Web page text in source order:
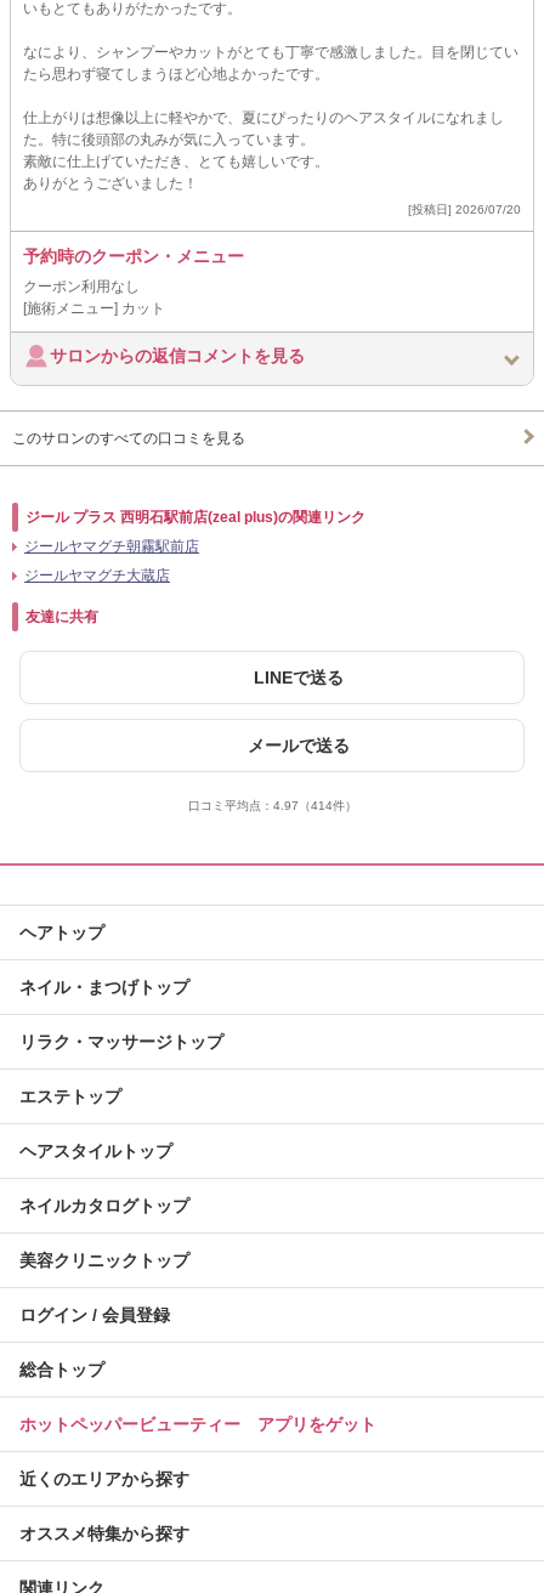
いもとてもありがたかったです。
なにより、シャンプーやカットがとても丁寧で感激しました。目を閉じてい
たら思わず寝てしまうほど心地よかったです。
仕上がりは想像以上に軽やかで、夏にぴったりのヘアスタイルになれまし
た。特に後頭部の丸みが気に入っています。
素敵に仕上げていただき、とても嬉しいです。
ありがとうございました！
[投稿日] 2026/07/20
予約時のクーポン・メニュー
クーポン利用なし
[施術メニュー] カット
サロンからの返信コメントを見る
このサロンのすべての口コミを見る
ジール プラス 西明石駅前店(zeal plus)の関連リンク
ジールヤマグチ朝霧駅前店
ジールヤマグチ大蔵店
友達に共有
LINEで送る
メールで送る
口コミ平均点： 4.97 （414件）
ヘアトップ
ネイル・まつげトップ
リラク・マッサージトップ
エステトップ
ヘアスタイルトップ
ネイルカタログトップ
美容クリニックトップ
ログイン / 会員登録
総合トップ
ホットペッパービューティー アプリをゲット
近くのエリアから探す
オススメ特集から探す
関連リンク